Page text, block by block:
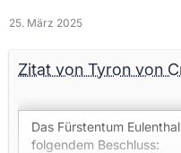
25. März 2025
Zitat von Tyron von
Das Fürstentum
folgendem Beschluss: